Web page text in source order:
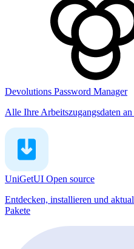
Devolutions Password Manager
Alle Ihre Arbeitszugangsdaten
UniGetUI Open source
Entdecken, installieren und
Pakete